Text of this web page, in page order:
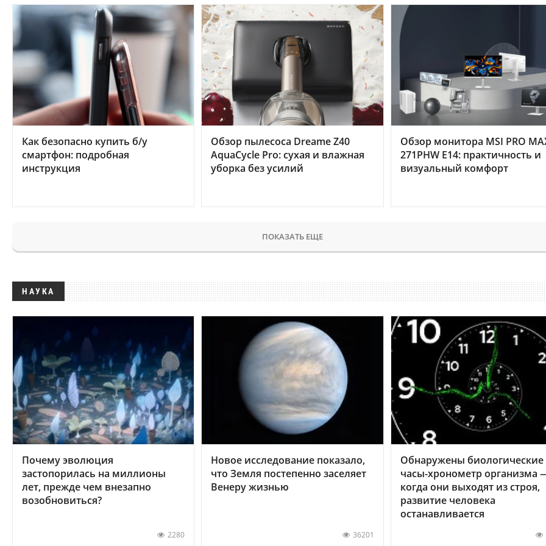
Как безопасно купить б/у
смартфон: подробная
инструкция
Обзор пылесоса Dreame Z40
AquaCycle Pro: сухая и влажная
уборка без усилий
Обзор монитора MSI PRO
271PHW E14: практичность и
визуальный комфорт
ПОКАЗАТЬ ЕЩЕ
НАУКА
Почему эволюция
застопорилась на миллионы
лет, прежде чем внезапно
возобновиться?
2280
Новое исследование показало,
что Земля постепенно заселяет
Венеру жизнью
36201
Обнаружены биологические
часы-хронометр организма
когда они выходят из строя,
развитие человека
останавливается